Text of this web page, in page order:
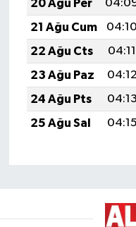
20 Ağu Per
21 Ağu Cum
04:10
22 Ağu Cts
04:11
23 Ağu Paz
04:12
24 Ağu Pts
04:13
25 Ağu Sal
04:15